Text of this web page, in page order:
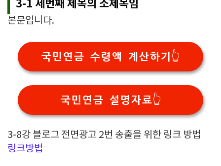
3-1 세번째 제목의 소제목임
본문입니다.
국민연금 수령액 계산하기👆️
국민연금 설명자료👆️
3-8강 블로그 전면광고 2번 송출을 위한 링크 방법
링크방법